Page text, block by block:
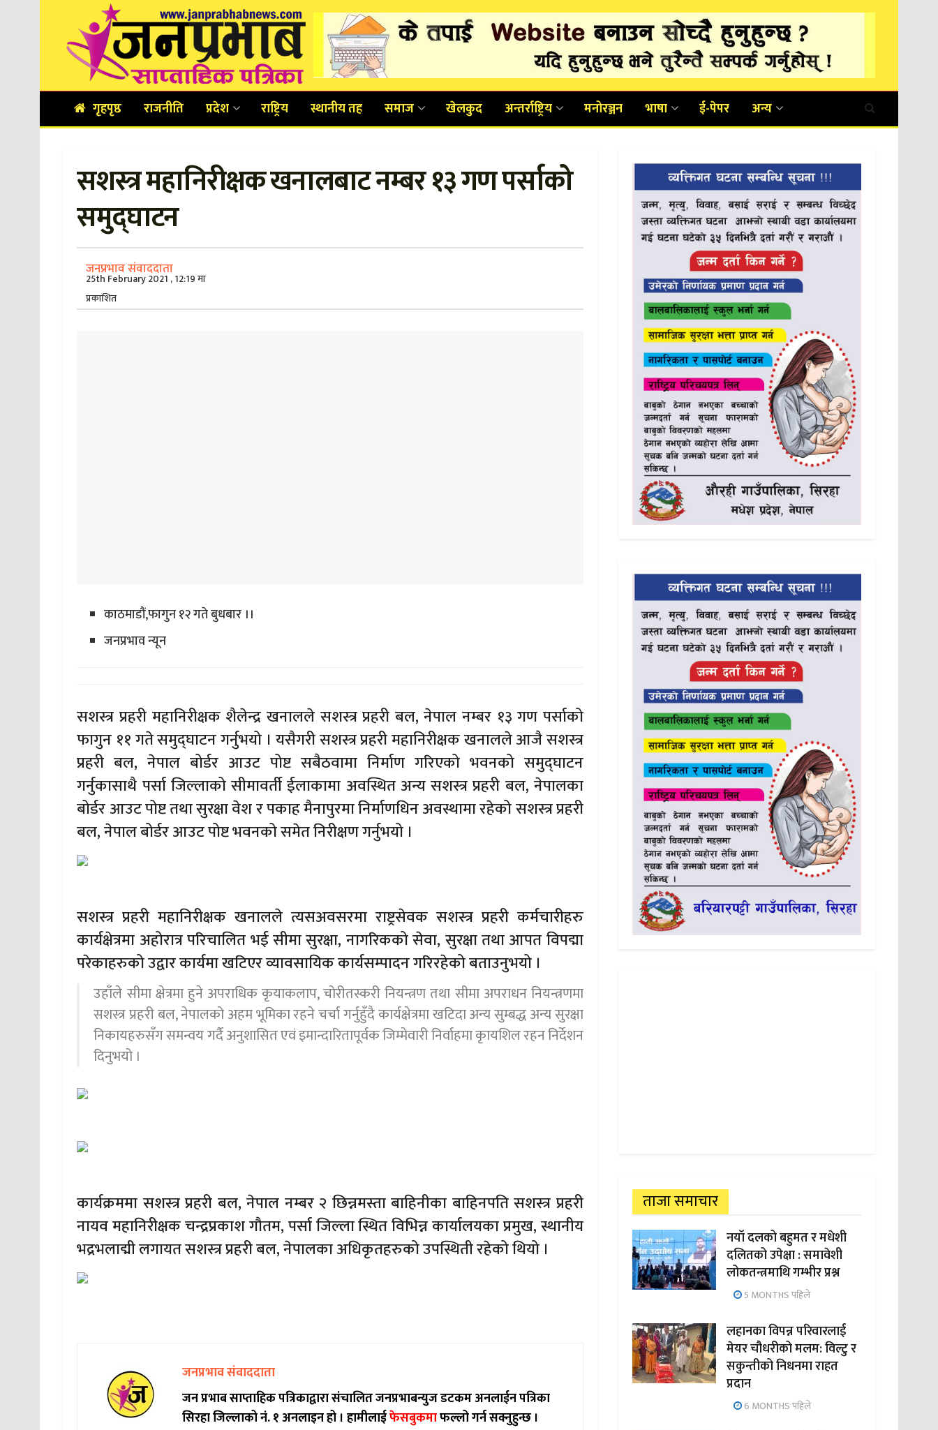
गृहपृष्ठ राजनीति प्रदेश राष्ट्रिय स्थानीय तह समाज खेलकुद अन्तर्राष्ट्रिय मनोरञ्जन भाषा ई-पेपर अन्य
सशस्त्र महानिरीक्षक खनालबाट नम्बर १३ गण पर्साको
समुद्घाटन
जनप्रभाव संवाददाता
25th February 2021 , 12:19 मा
प्रकाशित
काठमाडौं,फागुन १२ गते बुधबार ।।
जनप्रभाव न्यून
सशस्त्र प्रहरी महानिरीक्षक शैलेन्द्र खनालले सशस्त्र प्रहरी बल, नेपाल नम्बर १३ गण पर्साको
फागुन ११ गते समुद्घाटन गर्नुभयो । यसैगरी सशस्त्र प्रहरी महानिरीक्षक खनालले आजै सशस्त्र
प्रहरी बल, नेपाल बोर्डर आउट पोष्ट सबैठवामा निर्माण गरिएको भवनको समुद्घाटन
गर्नुकासाथै पर्सा जिल्लाको सीमावर्ती ईलाकामा अवस्थित अन्य सशस्त्र प्रहरी बल, नेपालका
बोर्डर आउट पोष्ट तथा सुरक्षा वेश र पकाह मैनापुरमा निर्माणधिन अवस्थामा रहेको सशस्त्र प्रहरी
बल, नेपाल बोर्डर आउट पोष्ट भवनको समेत निरीक्षण गर्नुभयो ।
सशस्त्र प्रहरी महानिरीक्षक खनालले त्यसअवसरमा राष्ट्रसेवक सशस्त्र प्रहरी कर्मचारीहरु
कार्यक्षेत्रमा अहोरात्र परिचालित भई सीमा सुरक्षा, नागरिकको सेवा, सुरक्षा तथा आपत विपद्मा
परेकाहरुको उद्वार कार्यमा खटिएर व्यावसायिक कार्यसम्पादन गरिरहेको बताउनुभयो ।
उहाँले सीमा क्षेत्रमा हुने अपराधिक कृयाकलाप, चोरीतस्करी नियन्त्रण तथा सीमा अपराधन नियन्त्रणमा
सशस्त्र प्रहरी बल, नेपालको अहम भूमिका रहने चर्चा गर्नुहुँदै कार्यक्षेत्रमा खटिदा अन्य सुम्बद्ध अन्य सुरक्षा
निकायहरुसँग समन्वय गर्दै अनुशासित एवं इमान्दारितापूर्वक जिम्मेवारी निर्वाहमा कृायशिल रहन निर्देशन
दिनुभयो ।
कार्यक्रममा सशस्त्र प्रहरी बल, नेपाल नम्बर २ छिन्नमस्ता बाहिनीका बाहिनपति सशस्त्र प्रहरी
नायव महानिरीक्षक चन्द्रप्रकाश गौतम, पर्सा जिल्ला स्थित विभिन्न कार्यालयका प्रमुख, स्थानीय
भद्रभलाद्मी लगायत सशस्त्र प्रहरी बल, नेपालका अधिकृतहरुको उपस्थिती रहेको थियो ।
जनप्रभाव संवाददाता
जन प्रभाब साप्ताहिक पत्रिकाद्वारा संचालित जनप्रभाबन्युज डटकम अनलाईन पत्रिका
सिरहा जिल्लाको नं. १ अनलाइन हो ।हामीलाईफेसबुकमाफल्लो गर्न सक्नुहुन्छ ।
ताजा समाचार
नयाँ दलको बहुमत र मधेशी
दलितको उपेक्षा : समावेशी
लोकतन्त्रमाथि गम्भीर प्रश्न
5 MONTHS पहिले
लहानका विपन्न परिवारलाई
मेयर चौधरीको मलम: विल्टु र
सकुन्तीको निधनमा राहत
प्रदान
6 MONTHS पहिले